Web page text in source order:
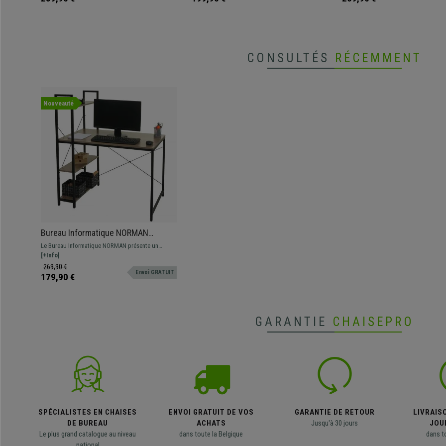
CONSULTÉS RÉCEMMENT
Nouveauté
Bureau Informatique NORMAN
100x60x72 cm, avec Étagère, en Bois
et Métal, couleur Gris/Brun
Le Bureau Informatique NORMAN présente un
Design moderne, simple et fonctionnel.
[+Info]
269,90 €
179,90 € Envoi GRATUIT
GARANTIE CHAISEPRO
SPÉCIALISTES EN CHAISES
DE BUREAU
Le plus grand catalogue au niveau
ENVOI GRATUIT DE VOS
ACHATS
dans toute la Belgique
GARANTIE DE RETOUR
Jusqu'à 30 jours
dans